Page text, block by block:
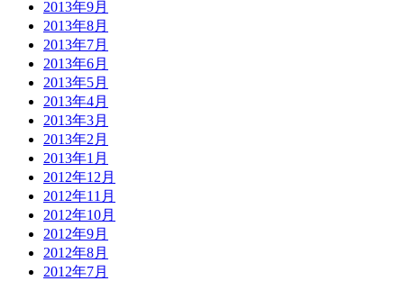
2013年9月
2013年8月
2013年7月
2013年6月
2013年5月
2013年4月
2013年3月
2013年2月
2013年1月
2012年12月
2012年11月
2012年10月
2012年9月
2012年8月
2012年7月